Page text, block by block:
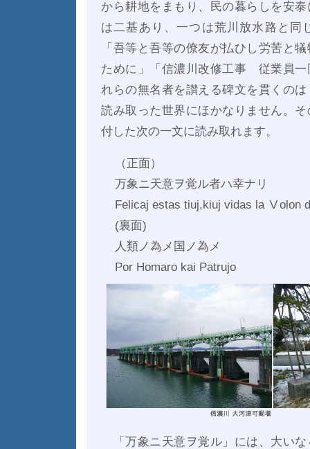
から耕地をまもり、民の暮らしを安
は二基あり、一つは荒川放水路と同
「吾等と吾等の僚友が払ひし労苦と
ために」「信濃川改修工事 従業員一
れらの無名者を讃える碑文を貫くの
読み取った世界にほかなりません。
付した次の一文に読み取れます。
（正面）
万象ニ天意ヲ覚ル者ハ幸ナリ
Felicaj estas tiuj,kiuj vidas la Ⅴolon
(裏面)
人類ノ為メ国ノ為メ
Por Homaro kai Patrujo
「万象ニ天意ヲ覚ル」には、大いな